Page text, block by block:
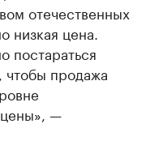
отечественных
низкая цена.
постараться
чтобы продажа
—